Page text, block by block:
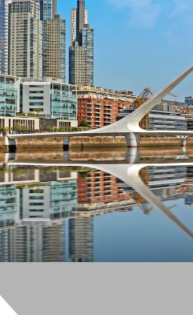
check24.de akzeptieren.